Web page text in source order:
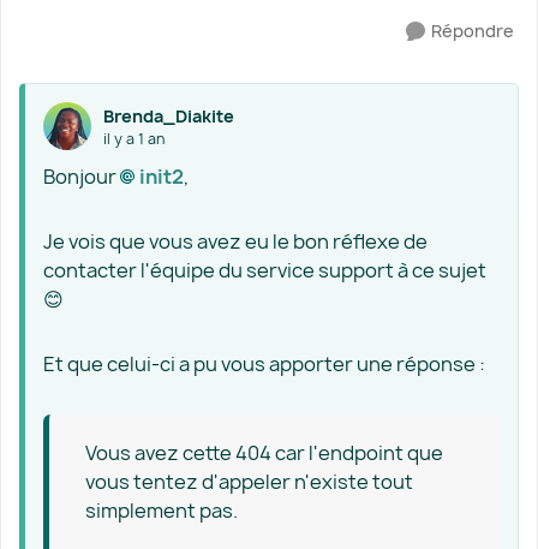
Répondre
Brenda_Diakite
il y a 1 an
Bonjour init2​,
Je vois que vous avez eu le bon réflexe de
contacter l'équipe du service support à ce sujet
😊
Et que celui-ci a pu vous apporter une réponse :
Vous avez cette 404 car l'endpoint que
vous tentez d'appeler n'existe tout
simplement pas.